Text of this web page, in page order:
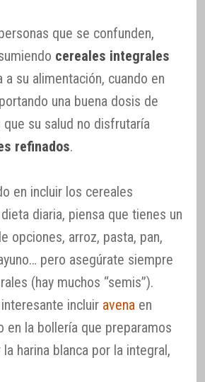
que se confunden,
cereales integrales
a su alimentación, cuando en
una buena dosis de
su salud no disfrutaría
refinados.
en incluir los cereales
diaria, piensa que tienes un
opciones, arroz, pasta, pan,
pero asegúrate siempre
(hay muchos “semis”).
incluir avena en
en la bollería que preparamos
harina blanca por la integral,